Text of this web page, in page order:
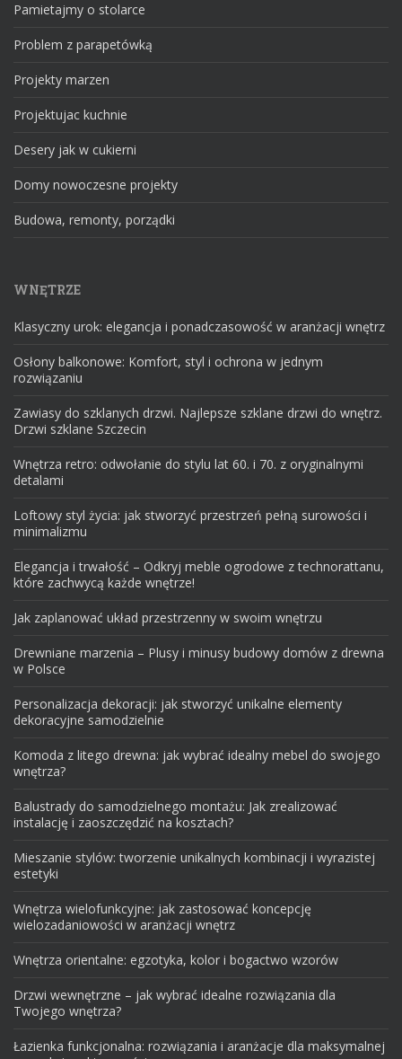
Pamietajmy o stolarce
Problem z parapetówką
Projekty marzen
Projektujac kuchnie
Desery jak w cukierni
Domy nowoczesne projekty
Budowa, remonty, porządki
WNĘTRZE
Klasyczny urok: elegancja i ponadczasowość w aranżacji wnętrz
Osłony balkonowe: Komfort, styl i ochrona w jednym
rozwiązaniu
Zawiasy do szklanych drzwi. Najlepsze szklane drzwi do wnętrz.
Drzwi szklane Szczecin
Wnętrza retro: odwołanie do stylu lat 60. i 70. z oryginalnymi
detalami
Loftowy styl życia: jak stworzyć przestrzeń pełną surowości i
minimalizmu
Elegancja i trwałość – Odkryj meble ogrodowe z technorattanu,
które zachwycą każde wnętrze!
Jak zaplanować układ przestrzenny w swoim wnętrzu
Drewniane marzenia – Plusy i minusy budowy domów z drewna
w Polsce
Personalizacja dekoracji: jak stworzyć unikalne elementy
dekoracyjne samodzielnie
Komoda z litego drewna: jak wybrać idealny mebel do swojego
wnętrza?
Balustrady do samodzielnego montażu: Jak zrealizować
instalację i zaoszczędzić na kosztach?
Mieszanie stylów: tworzenie unikalnych kombinacji i wyrazistej
estetyki
Wnętrza wielofunkcyjne: jak zastosować koncepcję
wielozadaniowości w aranżacji wnętrz
Wnętrza orientalne: egzotyka, kolor i bogactwo wzorów
Drzwi wewnętrzne – jak wybrać idealne rozwiązania dla
Twojego wnętrza?
Łazienka funkcjonalna: rozwiązania i aranżacje dla maksymalnej